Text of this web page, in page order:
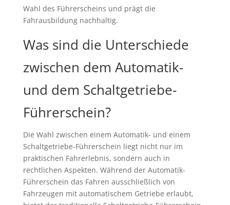
Wahl des Führerscheins und prägt die
Fahrausbildung nachhaltig.
Was sind die Unterschiede
zwischen dem Automatik-
und dem Schaltgetriebe-
Führerschein?
Die Wahl zwischen einem Automatik- und einem
Schaltgetriebe-Führerschein liegt nicht nur im
praktischen Fahrerlebnis, sondern auch in
rechtlichen Aspekten. Während der Automatik-
Führerschein das Fahren ausschließlich von
Fahrzeugen mit automatischem Getriebe erlaubt,